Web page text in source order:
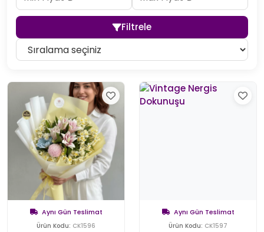
Filtrele
Aynı Gün Teslimat
Ürün Kodu: CK1596
Aynı Gün Teslimat
Ürün Kodu: CK1597